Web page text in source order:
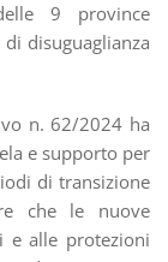
9 province
disuguaglianza
n. 62/2024 ha
e supporto per
di transizione
che le nuove
e alle protezioni